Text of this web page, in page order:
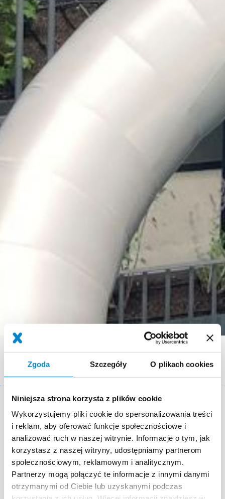
Zgoda Szczegóły O plikach cookies
Niniejsza strona korzysta z plików cookie
Wykorzystujemy pliki cookie do spersonalizowania treści
i reklam, aby oferować funkcje społecznościowe i
analizować ruch w naszej witrynie. Informacje o tym, jak
korzystasz z naszej witryny, udostępniamy partnerom
społecznościowym, reklamowym i analitycznym.
Partnerzy mogą połączyć te informacje z innymi danymi
otrzymanymi od Ciebie lub uzyskanymi podczas
Ścieżka
nawigacyjna
Referencje
Beschichtung von Laubengängen/ Fluchtwegen im MFH
LOKwerk Winterthur
Key Facts
Miejsce Winterthur
System Triflex BFS Triflex ProDetail
Data realizacji August 2023
Powierzchnia Triflex ProDetail ca. 1500m; Triflex BFS S1